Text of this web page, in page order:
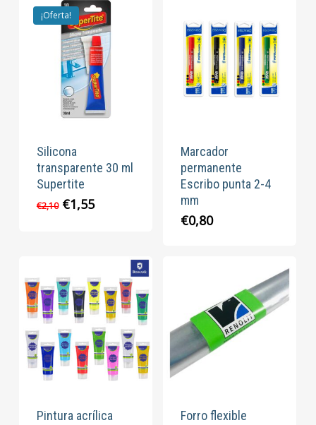
¡Oferta!
Silicona
transparente 30 ml
Supertite
€2,10 El
€1,55El
Marcador
permanente
Escribo punta 2-4
mm
€0,80
Pintura acrílica
Forro flexible